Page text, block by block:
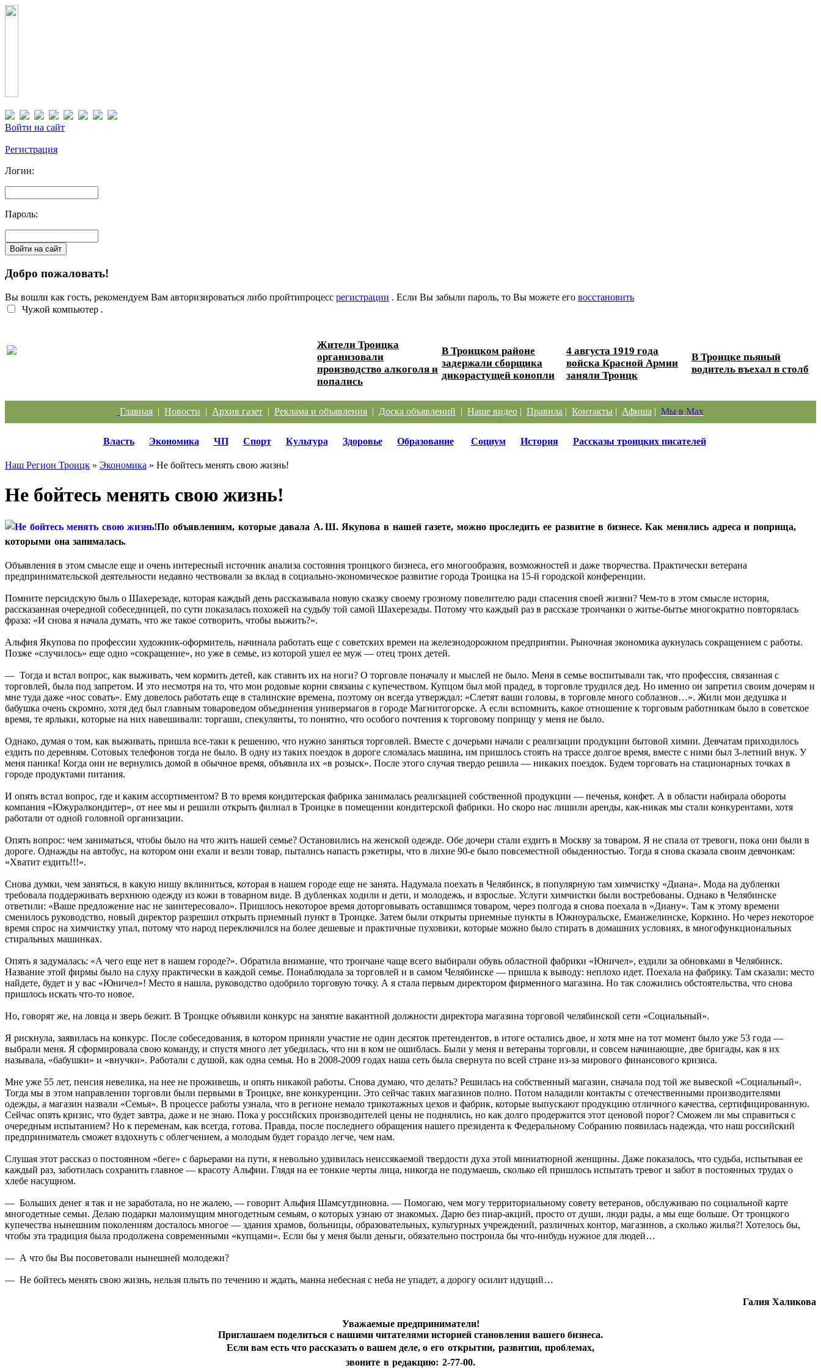
Войти на сайт
Регистрация
Логин:
Пароль:
Добро пожаловать!
Вы вошли как гость, рекомендуем Вам авторизироваться либо пройтипроцесс регистрации . Если Вы забыли пароль, то Вы можете его восстановить
Чужой компьютер .
Жители Троицка
организовали
производство алкоголя и
попались
В Троицком районе
задержали сборщика
дикорастущей конопли
4 августа 1919 года
войска Красной Армии
заняли Троицк
В Троицке пьяный
водитель въехал в столб
Главная | Новости | Архив газет | Реклама и объявления | Доска объявлений | Наше видео | Правила | Контакты | Афиша | Мы в Max
Власть Экономика ЧП Спорт Культура Здоровье Образование Социум История Рассказы троицких писателей
Наш Регион Троицк » Экономика » Не бойтесь менять свою жизнь!
Не бойтесь менять свою жизнь!
По объявлениям, которые давала А. Ш. Якупова в нашей газете, можно проследить ее развитие в бизнесе. Как менялись адреса и поприща,
которыми она занималась.
Объявления в этом смысле еще и очень интересный источник анализа состояния троицкого бизнеса, его многообразия, возможностей и даже творчества. Практически ветерана
предпринимательской деятельности недавно чествовали за вклад в социально-экономическое развитие города Троицка на 15‑й городской конференции.
Помните персидскую быль о Шахерезаде, которая каждый день рассказывала новую сказку своему грозному повелителю ради спасения своей жизни? Чем‑то в этом смысле история,
рассказанная очередной собеседницей, по сути показалась похожей на судьбу той самой Шахерезады. Потому что каждый раз в рассказе троичанки о житье-бытье многократно повторялась
фраза: «И снова я начала думать, что же такое сотворить, чтобы выжить?».
Альфия Якупова по профессии художник-оформитель, начинала работать еще с советских времен на железнодорожном предприятии. Рыночная экономика аукнулась сокращением с работы.
Позже «случилось» еще одно «сокращение», но уже в семье, из которой ушел ее муж — отец троих детей.
— Тогда и встал вопрос, как выживать, чем кормить детей, как ставить их на ноги? О торговле поначалу и мыслей не было. Меня в семье воспитывали так, что профессия, связанная с
торговлей, была под запретом. И это несмотря на то, что мои родовые корни связаны с купечеством. Купцом был мой прадед, в торговле трудился дед. Но именно он запретил своим дочерям и
мне туда даже «нос совать». Ему довелось работать еще в сталинские времена, поэтому он всегда утверждал: «Слетят ваши головы, в торговле много соблазнов…». Жили мои дедушка и
бабушка очень скромно, хотя дед был главным товароведом объединения универмагов в городе Магнитогорске. А если вспомнить, какое отношение к торговым работникам было в советское
время, те ярлыки, которые на них навешивали: торгаши, спекулянты, то понятно, что особого почтения к торговому поприщу у меня не было.
Однако, думая о том, как выживать, пришла все‑таки к решению, что нужно заняться торговлей. Вместе с дочерьми начали с реализации продукции бытовой химии. Девчатам приходилось
ездить по деревням. Сотовых телефонов тогда не было. В одну из таких поездок в дороге сломалась машина, им пришлось стоять на трассе долгое время, вместе с ними был 3‑летний внук. У
меня паника! Когда они не вернулись домой в обычное время, объявила их «в розыск». После этого случая твердо решила — никаких поездок. Будем торговать на стационарных точках в
городе продуктами питания.
И опять встал вопрос, где и каким ассортиментом? В то время кондитерская фабрика занималась реализацией собственной продукции — печенья, конфет. А в области набирала обороты
компания «Южуралкондитер», от нее мы и решили открыть филиал в Троицке в помещении кондитерской фабрики. Но скоро нас лишили аренды, как‑никак мы стали конкурентами, хотя
работали от одной головной организации.
Опять вопрос: чем заниматься, чтобы было на что жить нашей семье? Остановились на женской одежде. Обе дочери стали ездить в Москву за товаром. Я не спала от тревоги, пока они были в
дороге. Однажды на автобус, на котором они ехали и везли товар, пытались напасть рэкетиры, что в лихие 90‑е было повсеместной обыденностью. Тогда я снова сказала своим девчонкам:
«Хватит ездить!!!».
Снова думки, чем заняться, в какую нишу вклиниться, которая в нашем городе еще не занята. Надумала поехать в Челябинск, в популярную там химчистку «Диана». Мода на дубленки
требовала поддерживать верхнюю одежду из кожи в товарном виде. В дубленках ходили и дети, и молодежь, и взрослые. Услуги химчистки были востребованы. Однако в Челябинске
ответили: «Ваше предложение нас не заинтересовало». Пришлось некоторое время доторговывать оставшимся товаром, через полгода я снова поехала в «Диану». Там к этому времени
сменилось руководство, новый директор разрешил открыть приемный пункт в Троицке. Затем были открыты приемные пункты в Южноуральске, Еманжелинске, Коркино. Но через некоторое
время спрос на химчистку упал, потому что народ переключился на более дешевые и практичные пуховики, которые можно было стирать в домашних условиях, в многофункциональных
стиральных машинках.
Опять я задумалась: «А чего еще нет в нашем городе?». Обратила внимание, что троичане чаще всего выбирали обувь областной фабрики «Юничел», ездили за обновками в Челябинск.
Название этой фирмы было на слуху практически в каждой семье. Понаблюдала за торговлей и в самом Челябинске — пришла к выводу: неплохо идет. Поехала на фабрику. Там сказали: место
найдете, будет и у вас «Юничел»! Место я нашла, руководство одобрило торговую точку. А я стала первым директором фирменного магазина. Но так сложились обстоятельства, что снова
пришлось искать что‑то новое.
Но, говорят же, на ловца и зверь бежит. В Троицке объявили конкурс на занятие вакантной должности директора магазина торговой челябинской сети «Социальный».
Я рискнула, заявилась на конкурс. После собеседования, в котором приняли участие не один десяток претендентов, в итоге остались двое, и хотя мне на тот момент было уже 53 года —
выбрали меня. Я сформировала свою команду, и спустя много лет убедилась, что ни в ком не ошиблась. Были у меня и ветераны торговли, и совсем начинающие, две бригады, как я их
называла, «бабушки» и «внучки». Работали с душой, как одна семья. Но в 2008‑2009 годах наша сеть была свернута по всей стране из‑за мирового финансового кризиса.
Мне уже 55 лет, пенсия невелика, на нее не проживешь, и опять никакой работы. Снова думаю, что делать? Решилась на собственный магазин, сначала под той же вывеской «Социальный».
Тогда мы в этом направлении торговли были первыми в Троицке, вне конкуренции. Это сейчас таких магазинов полно. Потом наладили контакты с отечественными производителями
одежды, а магазин назвали «Семья». В процессе работы узнала, что в регионе немало трикотажных цехов и фабрик, которые выпускают продукцию отличного качества, сертифицированную.
Сейчас опять кризис, что будет завтра, даже и не знаю. Пока у российских производителей цены не поднялись, но как долго продержится этот ценовой порог? Сможем ли мы справиться с
очередным испытанием? Но к переменам, как всегда, готова. Правда, после последнего обращения нашего президента к Федеральному Собранию появилась надежда, что наш российский
предприниматель сможет вздохнуть с облегчением, а молодым будет гораздо легче, чем нам.
Слушая этот рассказ о постоянном «беге» с барьерами на пути, я невольно удивилась неиссякаемой твердости духа этой миниатюрной женщины. Даже показалось, что судьба, испытывая ее
каждый раз, заботилась сохранить главное — красоту Альфии. Глядя на ее тонкие черты лица, никогда не подумаешь, сколько ей пришлось испытать тревог и забот в постоянных трудах о
хлебе насущном.
— Больших денег я так и не заработала, но не жалею, — говорит Альфия Шамсутдиновна. — Помогаю, чем могу территориальному совету ветеранов, обслуживаю по социальной карте
многодетные семьи. Делаю подарки малоимущим многодетным семьям, о которых узнаю от знакомых. Дарю без пиар-акций, просто от души, люди рады, а мы еще больше. От троицкого
купечества нынешним поколениям досталось многое — здания храмов, больницы, образовательных, культурных учреждений, различных контор, магазинов, а сколько жилья?! Хотелось бы,
чтобы эта традиция была продолжена современными «купцами». Если бы у меня были деньги, обязательно построила бы что‑нибудь нужное для людей…
— А что бы Вы посоветовали нынешней молодежи?
— Не бойтесь менять свою жизнь, нельзя плыть по течению и ждать, манна небесная с неба не упадет, а дорогу осилит идущий…
Галия Халикова
Уважаемые предприниматели!
Приглашаем поделиться с нашими читателями историей становления вашего бизнеса.
Если вам есть что рассказать о вашем деле, о его открытии, развитии, проблемах,
звоните в редакцию: 2-77-00.